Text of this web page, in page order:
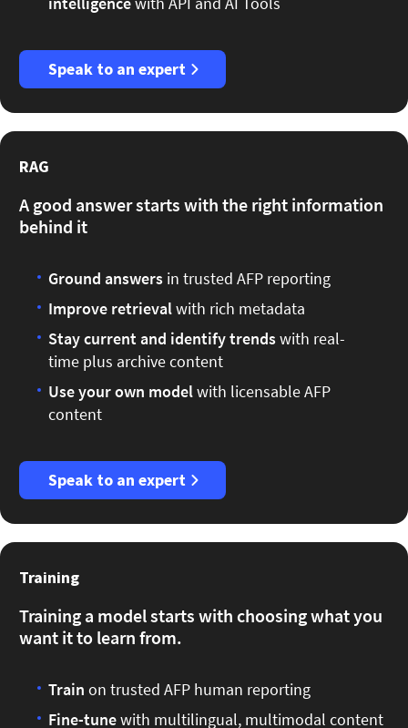
Speak to an expert
RAG
A good answer starts with the right information
behind it
Ground answers in trusted AFP reporting
Improve retrievalwith rich metadata
Stay currentand identify trendswith real-
time plus archive content
Use your own modelwith licensable AFP
content
Speak to an expert
Training
Training a model starts with choosing what you
want it to learn from.
Train on trusted AFP human reporting
Fine-tunewith multilingual, multimodal content